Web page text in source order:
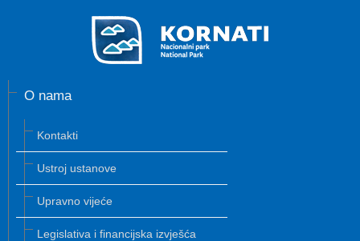
O nama
Kontakti
Ustroj ustanove
Upravno vijeće
Legislativa i financijska izvješća